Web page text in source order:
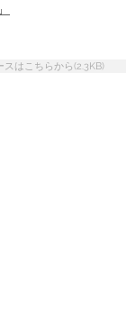
スはこちらから(2.3KB)